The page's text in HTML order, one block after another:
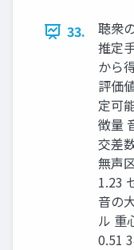
33.
聴衆
推定
から
評価
定可
徴量
交差
無声
1.23
音の
ル 重
0.51